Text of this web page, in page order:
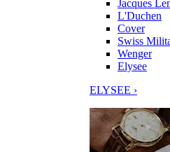
Jacques
L'Duchen
Cover
Swiss
Wenger
Elysee
ELYSEE ›